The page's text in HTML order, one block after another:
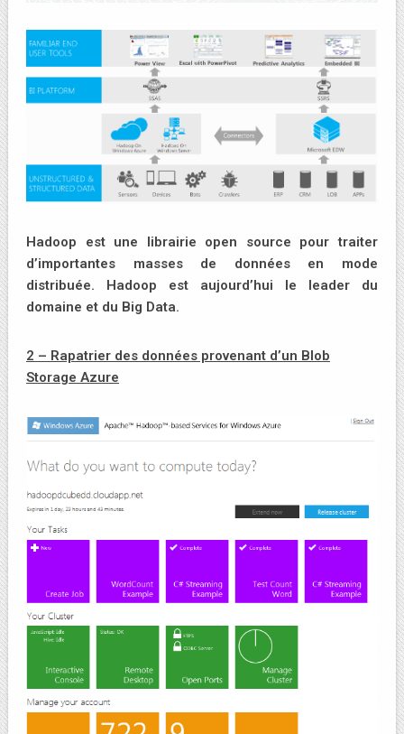
Hadoop est une librairie open source pour traiter
d’importantes masses de données en mode
distribuée. Hadoop est aujourd’hui le leader du
domaine et du Big Data.
2 – Rapatrier des données provenant d’un Blob
Storage Azure